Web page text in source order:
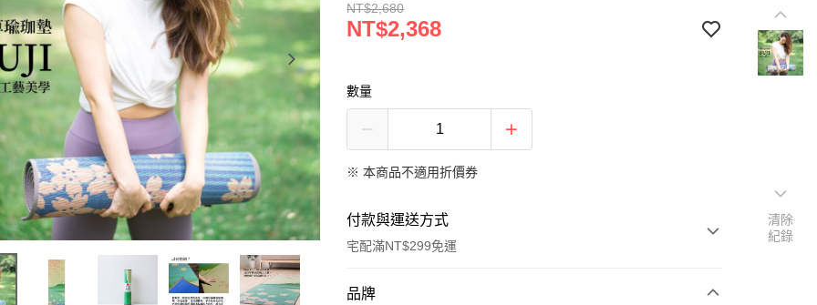
NT$2,680
NT$2,368
數量
※ 本商品不適用折價券
付款與運送方式
宅配滿NT$299免運
付款方式
品牌
清除
紀錄